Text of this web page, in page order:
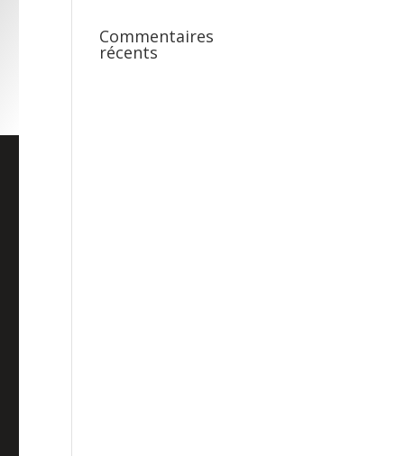
Commentaires
récents